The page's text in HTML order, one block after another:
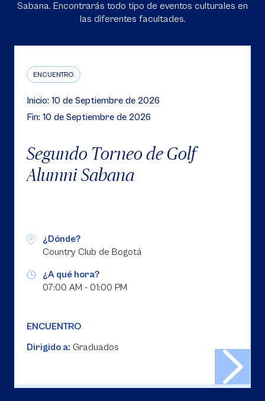
Sabana. Encontrarás todo tipo de eventos culturales en
las diferentes facultades.
ENCUENTRO
Inicio: 10 de Septiembre de 2026
Fin: 10 de Septiembre de 2026
Segundo Torneo de Golf
Alumni Sabana
¿Dónde?
Country Club de Bogotá
¿A qué hora?
07:00 AM - 01:00 PM
ENCUENTRO
Dirigido a: Graduados